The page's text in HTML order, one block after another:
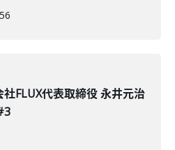
社FLUX代表取締役 永井元治